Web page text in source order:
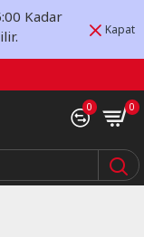
Kadar
Kapat
0 0